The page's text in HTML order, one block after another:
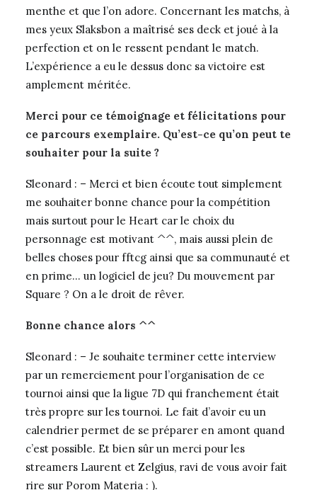
menthe et que l’on adore. Concernant les matchs, à
mes yeux Slaksbon a maîtrisé ses deck et joué à la
perfection et on le ressent pendant le match.
L’expérience a eu le dessus donc sa victoire est
amplement méritée.
Merci pour ce témoignage et félicitations pour
ce parcours exemplaire. Qu’est-ce qu’on peut te
souhaiter pour la suite ?
Sleonard : – Merci et bien écoute tout simplement
me souhaiter bonne chance pour la compétition
mais surtout pour le Heart car le choix du
personnage est motivant ^^, mais aussi plein de
belles choses pour fftcg ainsi que sa communauté et
en prime… un logiciel de jeu? Du mouvement par
Square ? On a le droit de rêver.
Bonne chance alors ^^
Sleonard : – Je souhaite terminer cette interview
par un remerciement pour l’organisation de ce
tournoi ainsi que la ligue 7D qui franchement était
très propre sur les tournoi. Le fait d’avoir eu un
calendrier permet de se préparer en amont quand
c’est possible. Et bien sûr un merci pour les
streamers Laurent et Zelgius, ravi de vous avoir fait
rire sur Porom Materia : ).